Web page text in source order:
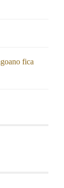
fica